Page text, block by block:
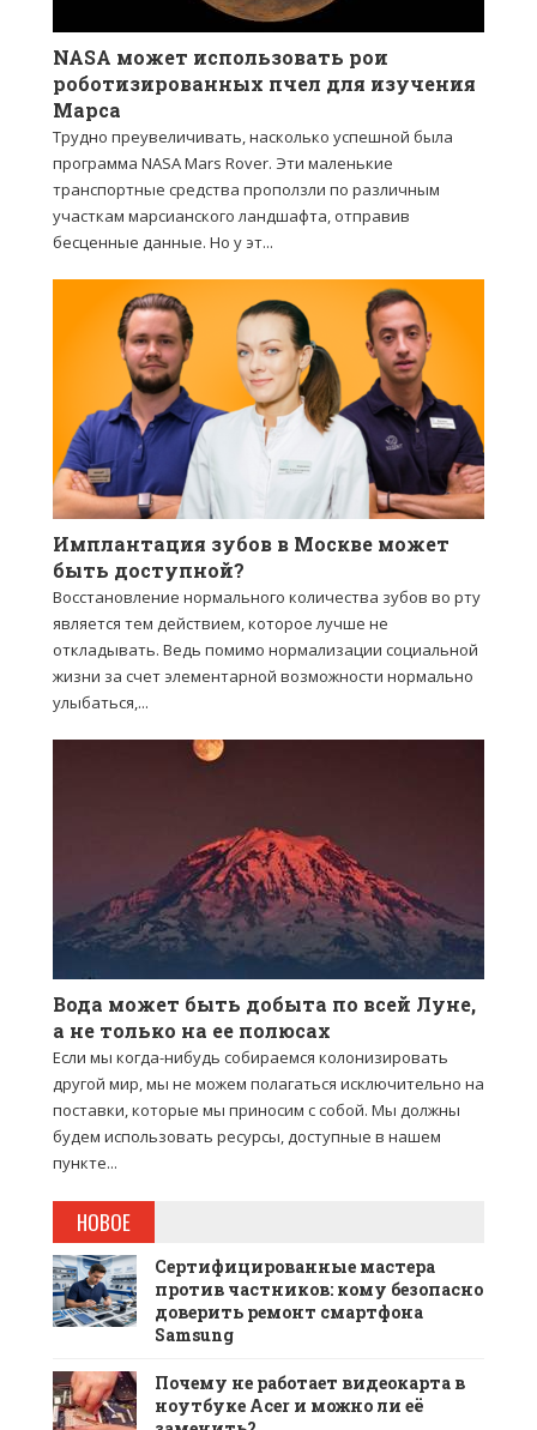
NASA может использовать рои
роботизированных пчел для изучения
Марса
Трудно преувеличивать, насколько успешной была
программа NASA Mars Rover. Эти маленькие
транспортные средства проползли по различным
участкам марсианского ландшафта, отправив
бесценные данные. Но у эт...
Имплантация зубов в Москве может
быть доступной?
Восстановление нормального количества зубов во рту
является тем действием, которое лучше не
откладывать. Ведь помимо нормализации социальной
жизни за счет элементарной возможности нормально
улыбаться,...
Вода может быть добыта по всей Луне,
а не только на ее полюсах
Если мы когда-нибудь собираемся колонизировать
другой мир, мы не можем полагаться исключительно на
поставки, которые мы приносим с собой. Мы должны
будем использовать ресурсы, доступные в нашем
пункте...
НОВОЕ
Сертифицированные мастера
против частников: кому безопасно
доверить ремонт смартфона
Samsung
Почему не работает видеокарта в
ноутбуке Acer и можно ли её